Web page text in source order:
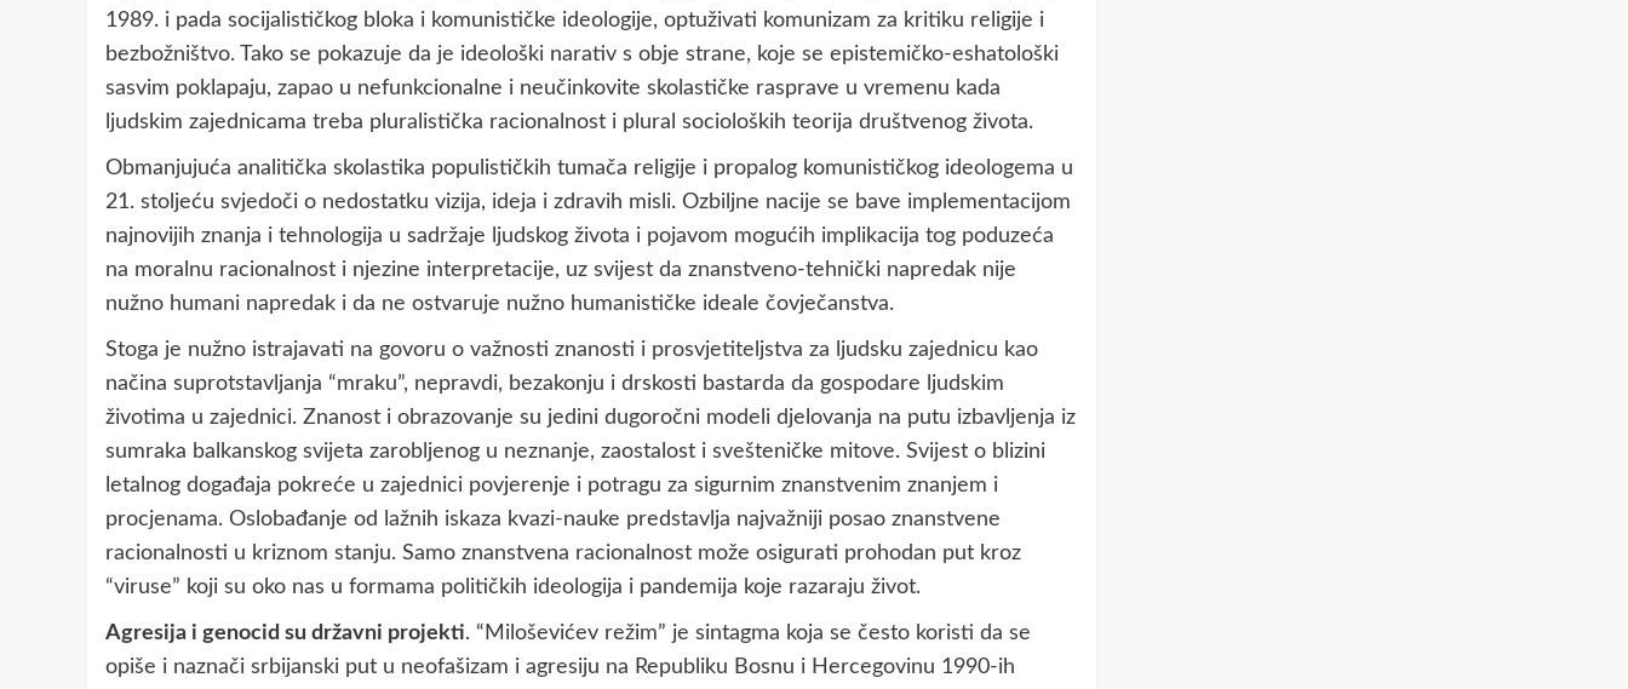
1989. i pada socijalističkog bloka i komunističke ideologije, optuživati komunizam za kritiku religije i
bezbožništvo. Tako se pokazuje da je ideološki narativ s obje strane, koje se epistemičko-eshatološki
sasvim poklapaju, zapao u nefunkcionalne i neučinkovite skolastičke rasprave u vremenu kada
ljudskim zajednicama treba pluralistička racionalnost i plural socioloških teorija društvenog života.
Obmanjujuća analitička skolastika populističkih tumača religije i propalog komunističkog ideologema u
21. stoljeću svjedoči o nedostatku vizija, ideja i zdravih misli. Ozbiljne nacije se bave implementacijom
najnovijih znanja i tehnologija u sadržaje ljudskog života i pojavom mogućih implikacija tog poduzeća
na moralnu racionalnost i njezine interpretacije, uz svijest da znanstveno-tehnički napredak nije
nužno humani napredak i da ne ostvaruje nužno humanističke ideale čovječanstva.
Stoga je nužno istrajavati na govoru o važnosti znanosti i prosvjetiteljstva za ljudsku zajednicu kao
načina suprotstavljanja “mraku”, nepravdi, bezakonju i drskosti bastarda da gospodare ljudskim
životima u zajednici. Znanost i obrazovanje su jedini dugoročni modeli djelovanja na putu izbavljenja iz
sumraka balkanskog svijeta zarobljenog u neznanje, zaostalost i svešteničke mitove. Svijest o blizini
letalnog događaja pokreće u zajednici povjerenje i potragu za sigurnim znanstvenim znanjem i
procjenama. Oslobađanje od lažnih iskaza kvazi-nauke predstavlja najvažniji posao znanstvene
racionalnosti u kriznom stanju. Samo znanstvena racionalnost može osigurati prohodan put kroz
“viruse” koji su oko nas u formama političkih ideologija i pandemija koje razaraju život.
Agresija i genocid su državni projekti. “Miloševićev režim” je sintagma koja se često koristi da se
opiše i naznači srbijanski put u neofašizam i agresiju na Republiku Bosnu i Hercegovinu 1990-ih